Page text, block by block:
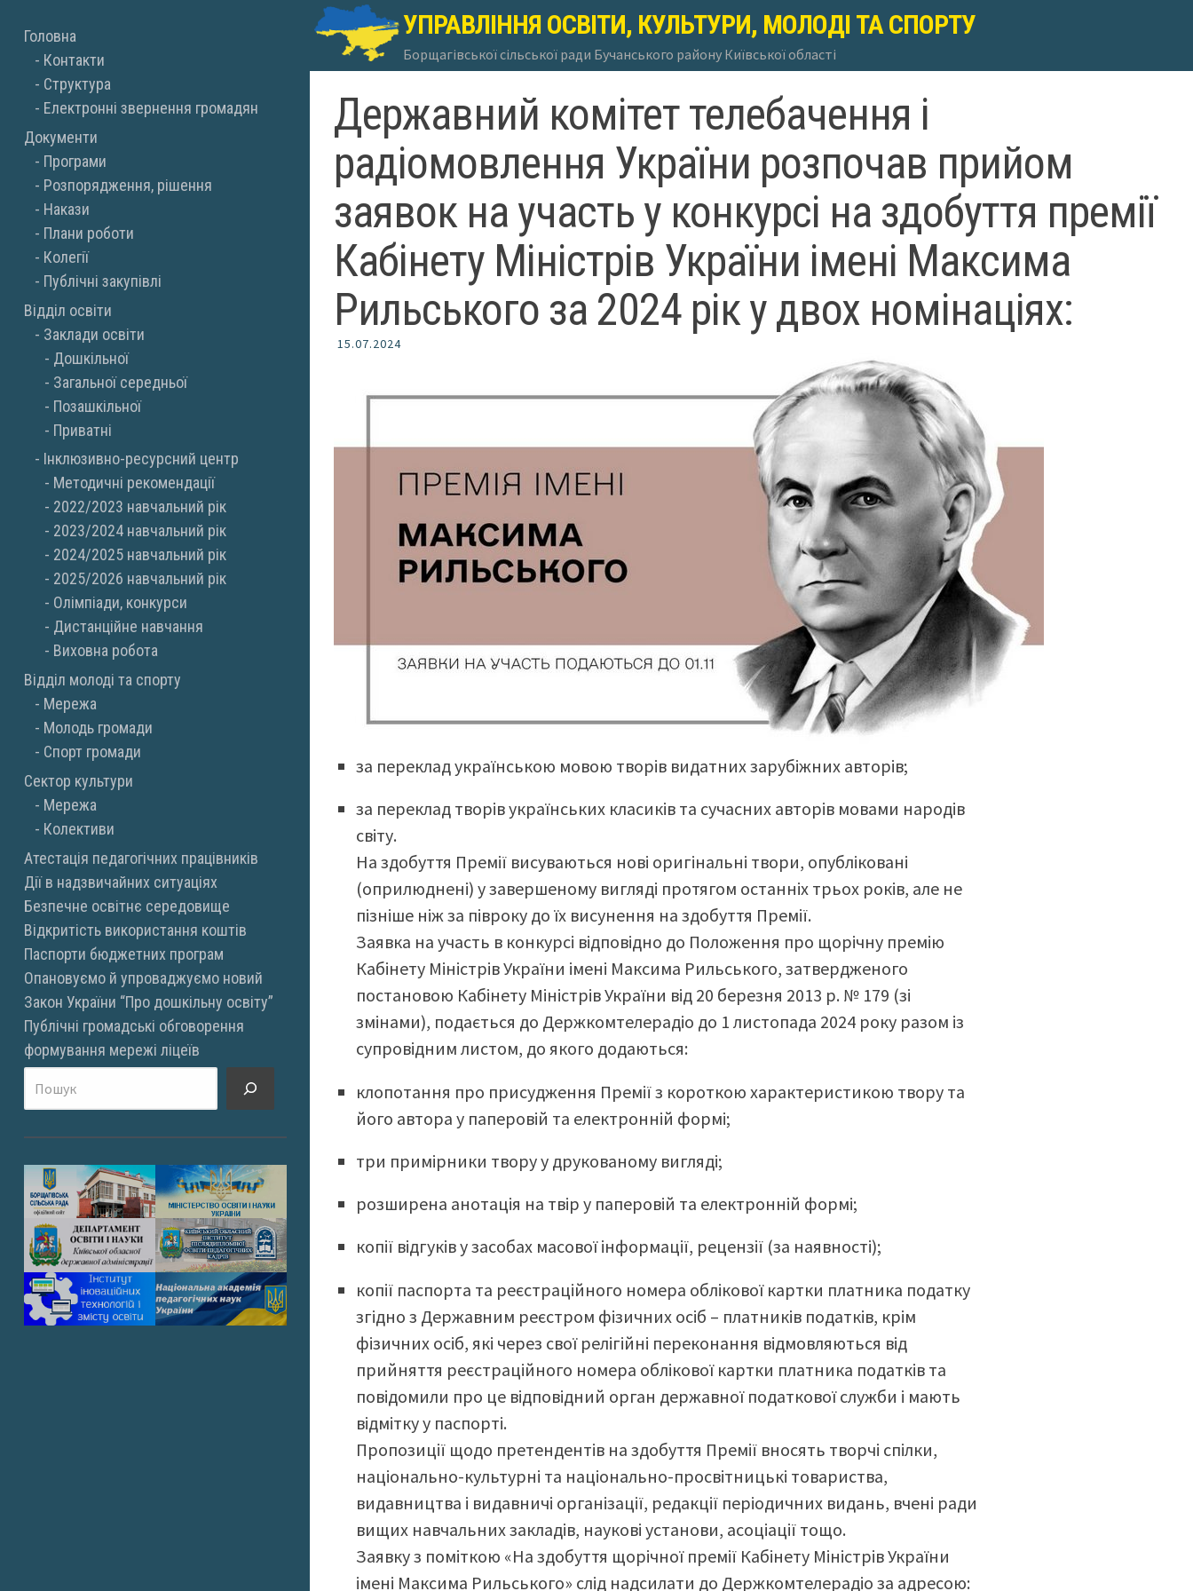
content
Головна
Контакти
Структура
Електронні звернення громадян
Документи
Програми
Розпорядження, рішення
Накази
Плани роботи
Колегії
Публічні закупівлі
Відділ освіти
Заклади освіти
Дошкільної
Загальної середньої
Позашкільної
Приватні
Інклюзивно-ресурсний центр
Методичні рекомендації
2022/2023 навчальний рік
2023/2024 навчальний рік
2024/2025 навчальний рік
2025/2026 навчальний рік
Олімпіади, конкурси
Дистанційне навчання
Виховна робота
Відділ молоді та спорту
Мережа
Молодь громади
Спорт громади
Сектор культури
Мережа
Колективи
Атестація педагогічних працівників
Дії в надзвичайних ситуаціях
Безпечне освітнє середовище
Відкритість використання коштів
Паспорти бюджетних програм
Опановуємо й упроваджуємо новий
Закон України “Про дошкільну освіту”
Публічні громадські обговорення
формування мережі ліцеїв
УПРАВЛІННЯ ОСВІТИ, КУЛЬТУРИ, МОЛОДІ ТА СПОРТУ
Борщагівської сільської ради Бучанського району Київської області
Державний комітет телебачення і
радіомовлення України розпочав прийом
заявок на участь у конкурсі на здобуття премії
Кабінету Міністрів України імені Максима
Рильського за 2024 рік у двох номінаціях:
15.07.2024
за переклад українською мовою творів видатних зарубіжних авторів;
за переклад творів українських класиків та сучасних авторів мовами народів
світу.
На здобуття Премії висуваються нові оригінальні твори, опубліковані
(оприлюднені) у завершеному вигляді протягом останніх трьох років, але не
пізніше ніж за півроку до їх висунення на здобуття Премії.
Заявка на участь в конкурсі відповідно до Положення про щорічну премію
Кабінету Міністрів України імені Максима Рильського, затвердженого
постановою Кабінету Міністрів України від 20 березня 2013 р. № 179 (зі
змінами), подається до Держкомтелерадіо до 1 листопада 2024 року разом із
супровідним листом, до якого додаються:
клопотання про присудження Премії з короткою характеристикою твору та
його автора у паперовій та електронній формі;
три примірники твору у друкованому вигляді;
розширена анотація на твір у паперовій та електронній формі;
копії відгуків у засобах масової інформації, рецензії (за наявності);
копії паспорта та реєстраційного номера облікової картки платника податку
згідно з Державним реєстром фізичних осіб – платників податків, крім
фізичних осіб, які через свої релігійні переконання відмовляються від
прийняття реєстраційного номера облікової картки платника податків та
повідомили про це відповідний орган державної податкової служби і мають
відмітку у паспорті.
Пропозиції щодо претендентів на здобуття Премії вносять творчі спілки,
національно-культурні та національно-просвітницькі товариства,
видавництва і видавничі організації, редакції періодичних видань, вчені ради
вищих навчальних закладів, наукові установи, асоціації тощо.
Заявку з поміткою «На здобуття щорічної премії Кабінету Міністрів України
імені Максима Рильського» слід надсилати до Держкомтелерадіо за адресою: